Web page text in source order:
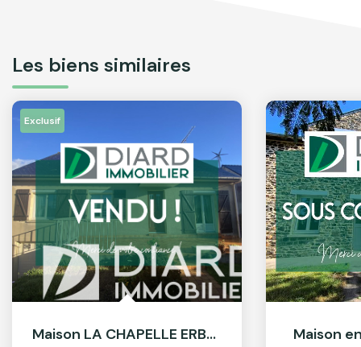
Les biens similaires
Exclusif
Maison LA CHAPELLE ERBREE
Maison